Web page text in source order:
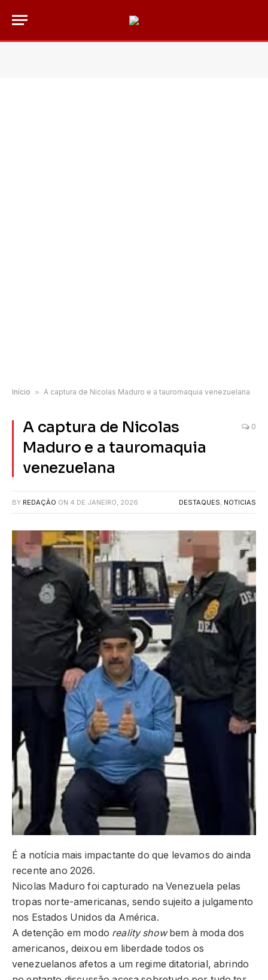
Início » A captura de Nicolas Maduro e a tauromaquia venezuelana
A captura de Nicolas
Maduro e a tauromaquia
venezuelana
0
BY REDAÇÃO ON 4 DE JANEIRO, 2026 DESTAQUES, NOTICIAS
É a notícia mais impactante do que levamos do ainda
recente ano 2026.
Nicolas Maduro foi capturado na Venezuela pelas
tropas norte-americanas, sendo sujeito a julgamento
nos Estados Unidos da América.
A detenção em modo reality showbem à moda dos
americanos, deixou em liberdade todos os
venezuelanos afetos a um regime ditatorial, abrindo